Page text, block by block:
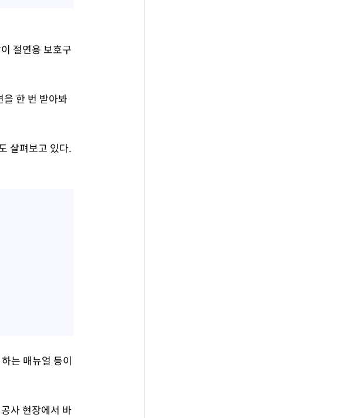
절연용 보호구
한 번 받아봐
살펴보고 있다.
는 매뉴얼 등이
사 현장에서 바